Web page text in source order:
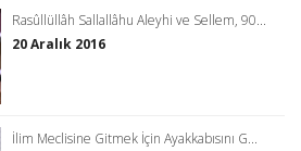
Rasûllüllâh Sallallâhu Aleyhi ve Sellem, 90...
20 Aralık 2016
İlim Meclisine Gitmek İçin Ayakkabısını G...